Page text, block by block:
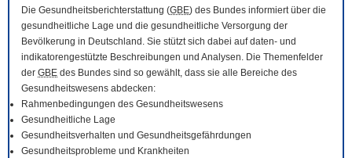
Die Gesundheitsberichterstattung (GBE) des Bundes informiert über die
gesundheitliche Lage und die gesundheitliche Versorgung der
Bevölkerung in Deutschland. Sie stützt sich dabei auf daten- und
indikatorengestützte Beschreibungen und Analysen. Die Themenfelder
der GBE des Bundes sind so gewählt, dass sie alle Bereiche des
Gesundheitswesens abdecken:
Rahmenbedingungen des Gesundheitswesens
Gesundheitliche Lage
Gesundheitsverhalten und Gesundheitsgefährdungen
Gesundheitsprobleme und Krankheiten